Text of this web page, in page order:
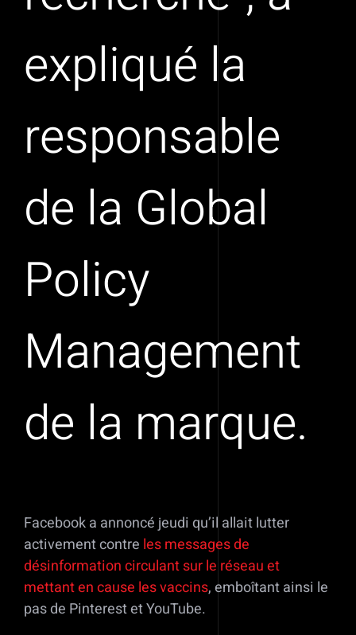
expliqué la
responsable
de la Global
Policy
Management
de la marque.
Facebook a annoncé jeudi qu’il allait lutter
activement contre les messages de
désinformation circulant sur le réseau et
mettant en cause les vaccins, emboîtant ainsi le
pas de Pinterest et YouTube.